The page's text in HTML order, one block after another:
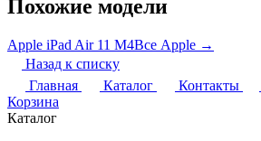
Похожие модели
Apple iPad Air 11 M4Все Apple →
Назад к списку
Главная
Каталог Контакты
Корзина
Каталог